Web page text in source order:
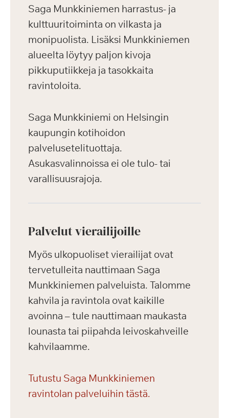
Saga Munkkiniemen harrastus- ja
kulttuuritoiminta on vilkasta ja
monipuolista. Lisäksi Munkkiniemen
alueelta löytyy paljon kivoja
pikkuputiikkeja ja tasokkaita
ravintoloita.
Saga Munkkiniemi on Helsingin
kaupungin kotihoidon
palvelusetelituottaja.
Asukasvalinnoissa ei ole tulo- tai
varallisuusrajoja.
Palvelut vierailijoille
Myös ulkopuoliset vierailijat ovat
tervetulleita nauttimaan Saga
Munkkiniemen palveluista. Talomme
kahvila ja ravintola ovat kaikille
avoinna – tule nauttimaan maukasta
lounasta tai piipahda leivoskahveille
kahvilaamme.
Tutustu Saga Munkkiniemen
ravintolan palveluihin tästä.